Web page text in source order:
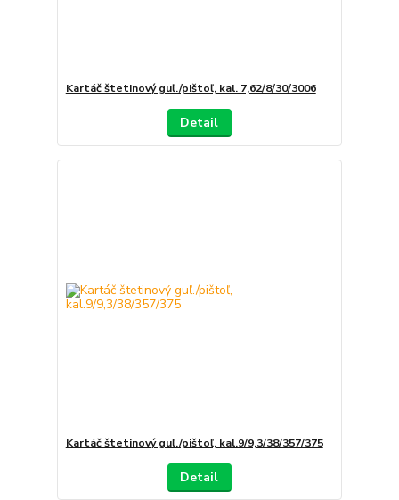
Kartáč štetinový guľ./pištoľ, kal. 7,62/8/30/3006
Detail
Kartáč štetinový guľ./pištoľ, kal.9/9,3/38/357/375
Detail